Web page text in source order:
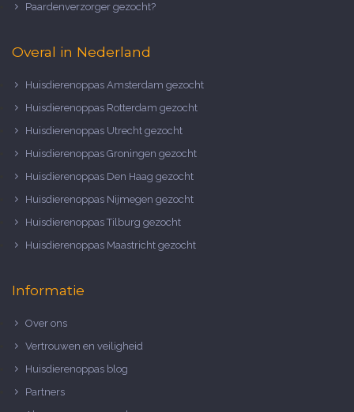
Paardenverzorger gezocht?
Overal in Nederland
Huisdierenoppas Amsterdam gezocht
Huisdierenoppas Rotterdam gezocht
Huisdierenoppas Utrecht gezocht
Huisdierenoppas Groningen gezocht
Huisdierenoppas Den Haag gezocht
Huisdierenoppas Nijmegen gezocht
Huisdierenoppas Tilburg gezocht
Huisdierenoppas Maastricht gezocht
Informatie
Over ons
Vertrouwen en veiligheid
Huisdierenoppas blog
Partners